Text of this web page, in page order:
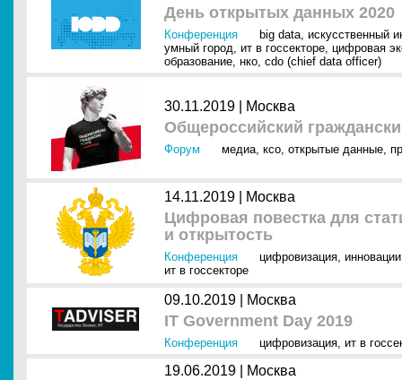
День открытых данных 2020
Конференция big data, искусственный
умный город, ит в госсекторе, цифровая
образование, нко, cdo (chief data officer)
30.11.2019 | Москва
Общероссийский
Форум медиа, ксо, открытые данные,
14.11.2019 | Москва
Цифровая повестка для
и открытость
Конференция цифровизация, инновации
ит в госсекторе
09.10.2019 | Москва
IT Government Day 2019
Конференция цифровизация, ит в
19.06.2019 | Москва